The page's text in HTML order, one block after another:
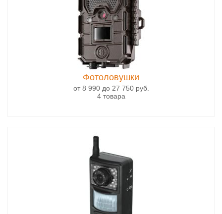
Фотоловушки
от 8 990до 27 750руб.
4 товара